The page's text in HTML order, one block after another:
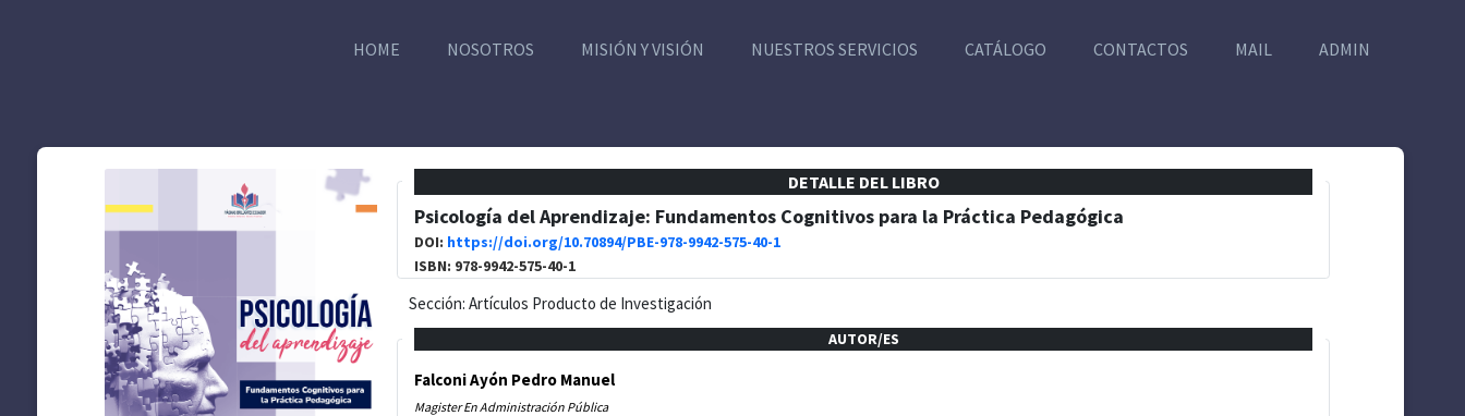
HOME NOSOTROS MISIÓN Y VISIÓN NUESTROS SERVICIOS CATÁLOGO CONTACTOS MAIL ADMIN
DETALLE DEL LIBRO
Psicología del Aprendizaje: Fundamentos Cognitivos para la Práctica Pedagógica
DOI: https://doi.org/10.70894/PBE-978-9942-575-40-1
ISBN: 978-9942-575-40-1
Sección: Artículos Producto de Investigación
AUTOR/ES
Falconi Ayón Pedro Manuel
Magister En Administración Pública